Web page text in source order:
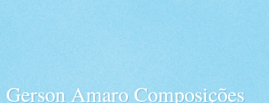
Gerson Amaro Composições